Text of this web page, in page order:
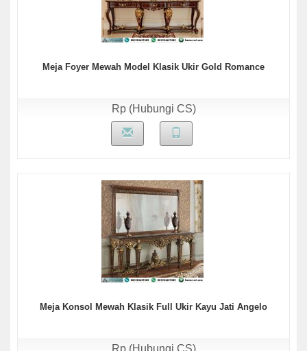
Meja Foyer Mewah Model Klasik Ukir Gold Romance
Rp (Hubungi CS)
Meja Konsol Mewah Klasik Full Ukir Kayu Jati Angelo
Rp (Hubungi CS)